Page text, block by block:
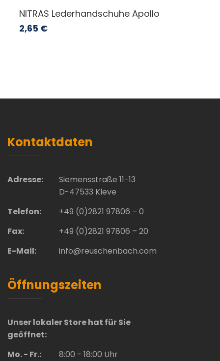
NITRAS Lederhandschuhe Apollo
2,65 €
Kontaktdaten
Adresse:
Siemensstraße 11-13
D-47533 Kleve
Telefon:
+49 (0)2821 97806 – 0
Fax:
+49 (0)2821 97806 – 20
E-Mail:
info@reuschenbach.com
Öffnungszeiten
Unser lokaler Store hat für Sie
geöffnet:
Mo. - Fr.:
8:00 - 18:00 Uhr